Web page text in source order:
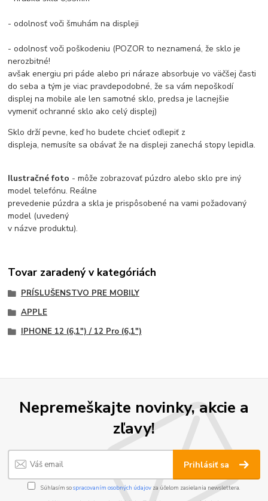
- odolnosť voči šmuhám na displeji
- odolnosť voči poškodeniu (POZOR to neznamená, že sklo je
nerozbitné!
avšak energiu pri páde alebo pri náraze absorbuje vo väčšej časti
do seba a tým je viac pravdepodobné, že sa vám nepoškodí
displej na mobile ale len samotné sklo, predsa je lacnejšie
vymeniť ochranné sklo ako celý displej)
Sklo drží pevne, keď ho budete chcieť odlepiť z
displeja, nemusíte sa obávať že na displeji zanechá stopy lepidla.
Ilustračné foto - môže zobrazovať púzdro alebo sklo pre iný
model telefónu. Reálne
prevedenie púzdra a skla je prispôsobené na vami požadovaný
model (uvedený
v názve produktu).
Tovar zaradený v kategóriách
PRÍSLUŠENSTVO PRE MOBILY
APPLE
IPHONE 12 (6,1") / 12 Pro (6,1")
Nepremeškajte novinky, akcie a
zľavy!
Prihlásiť sa
Súhlasím sospracovaním osobných údajov za účelom zasielania newslettera.